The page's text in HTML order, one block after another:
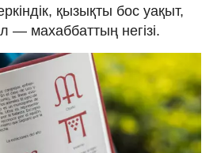
қызықты бос уақыт,
— махаббаттың негізі.